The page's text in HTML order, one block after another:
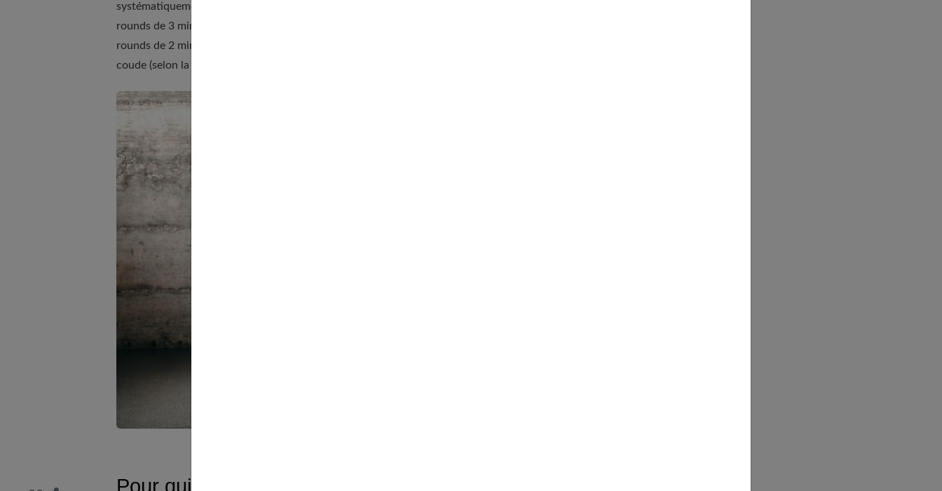
systématiquement en Thaïlande. Selon le niveau, la durée des combats est variable. Il se déroule en 5
rounds de 3 minutes pour les professionnels de classe A, en 5 rounds de 2 min en classe B et puis en 3
rounds de 2 min pour les classes C (en compétition). Le combat est codifié et les coups de poing, de
coude (selon la fédération), de tibia circulaire, de genou et de pied sont permis.
Pour qui ?